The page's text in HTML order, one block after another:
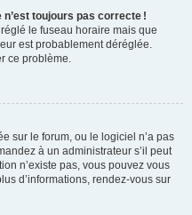
n’est toujours pas correcte !
le fuseau horaire mais que
est probablement déréglée.
ce problème.
sur le forum, ou le logiciel n’a pas
à un administrateur s’il peut
n’existe pas, vous pouvez vous
d’informations, rendez-vous sur